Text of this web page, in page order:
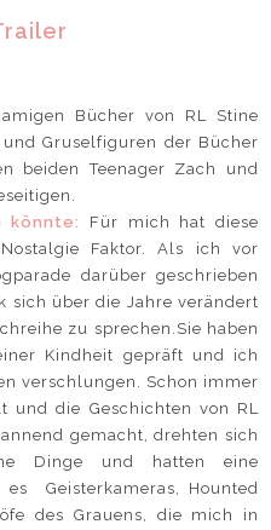
Bücher von RL Stine
Gruselfiguren der Bücher
beiden Teenager Zach und
könnte:
Für mich hat diese
Faktor. Als ich vor
darüber geschrieben
sich über die Jahre verändert
zu sprechen.Sie haben
Kindheit gepräft und ich
verschlungen. Schon immer
die Geschichten von RL
gemacht, drehten sich
Dinge und hatten eine
Geisterkameras, Hounted
des Grauens, die mich in